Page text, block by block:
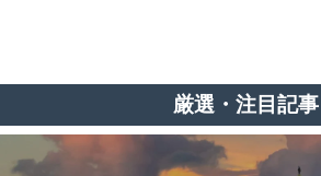
厳選・注目記事